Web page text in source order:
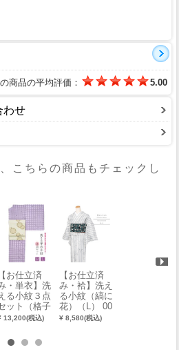
商品の平均評価： 5.00
わせ
こちらの商品もチェックし
【お仕立済
・単衣】洗
る小紋３点
ット（格子
：パープ
L）
13,200(税込)
【お仕立済
み・袷】洗え
る小紋（縞に
花）（L） 00
16-00901-C
¥ 8,580(税込)